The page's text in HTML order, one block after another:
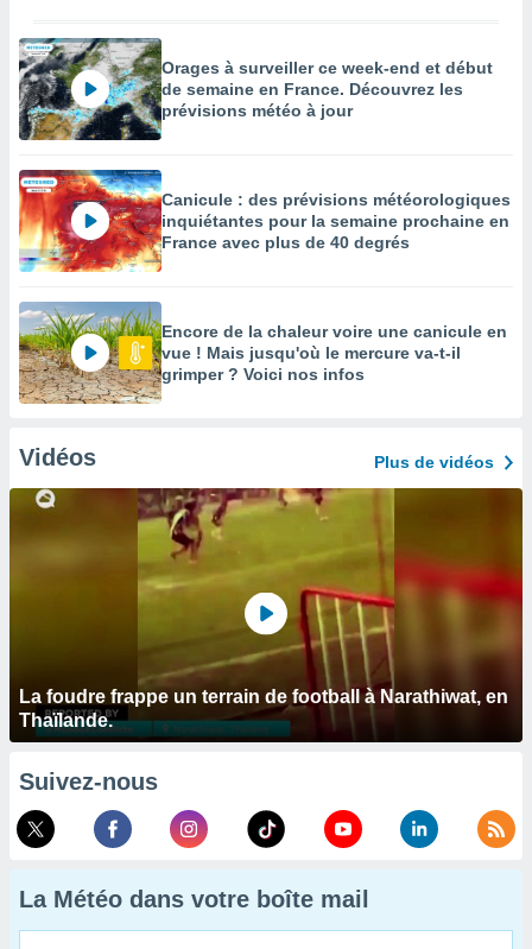
Orages à surveiller ce week-end et début
de semaine en France. Découvrez les
prévisions météo à jour
Canicule : des prévisions météorologiques
inquiétantes pour la semaine prochaine en
France avec plus de 40 degrés
Encore de la chaleur voire une canicule en
vue ! Mais jusqu'où le mercure va-t-il
grimper ? Voici nos infos
Vidéos Plus de vidéos
La foudre frappe un terrain de football à Narathiwat, en
Thaïlande.
Suivez-nous
La Météo dans votre boîte mail